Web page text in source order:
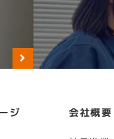
ジ 会社概要